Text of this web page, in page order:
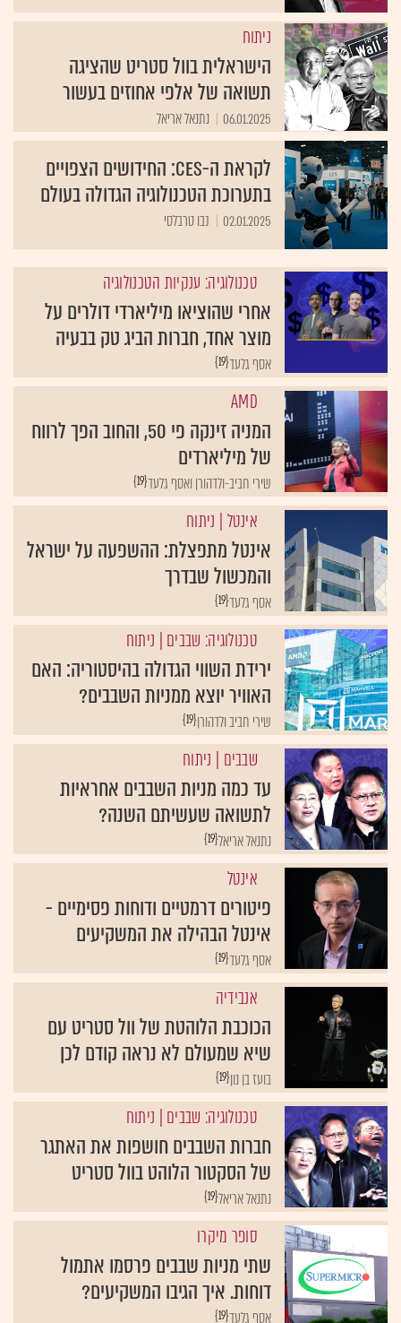
ניתוח
הישראלית בוול סטריט שהציגה
תשואה של אלפי אחוזים בעשור
06.01.2025 נתנאל אריאל
לקראת ה-CES: החידושים הצפויים
בתערוכת הטכנולוגיה הגדולה בעולם
02.01.2025 נבו טרבלסי
טכנולוגיה: ענקיות הטכנולוגיה
אחרי שהוציאו מיליארדי דולרים על
מוצר אחד, חברות הביג טק בבעיה
{19}אסף גלעד
AMD
המניה זינקה פי 50, והחוב הפך לרווח
של מיליארדים
{19}שירי חביב-ולדהורן ואסף גלעד
אינטל | ניתוח
אינטל מתפצלת: ההשפעה על ישראל
והמכשול שבדרך
{19}אסף גלעד
טכנולוגיה: שבבים | ניתוח
ירידת השווי הגדולה בהיסטוריה: האם
האוויר יוצא ממניות השבבים?
{19}שירי חביב ולדהורן
שבבים | ניתוח
עד כמה מניות השבבים אחראיות
לתשואה שעשיתם השנה?
{19}נתנאל אריאל
אינטל
פיטורים דרמטיים ודוחות פסימיים -
אינטל הבהילה את המשקיעים
{19}אסף גלעד
אנבידיה
הכוכבת הלוהטת של וול סטריט עם
שיא שמעולם לא נראה קודם לכן
{19}בועז בן נון
טכנולוגיה: שבבים | ניתוח
חברות השבבים חושפות את האתגר
של הסקטור הלוהט בוול סטריט
{19}נתנאל אריאל
סופר מיקרו
שתי מניות שבבים פרסמו אתמול
דוחות. איך הגיבו המשקיעים?
{19}אסף גלעד